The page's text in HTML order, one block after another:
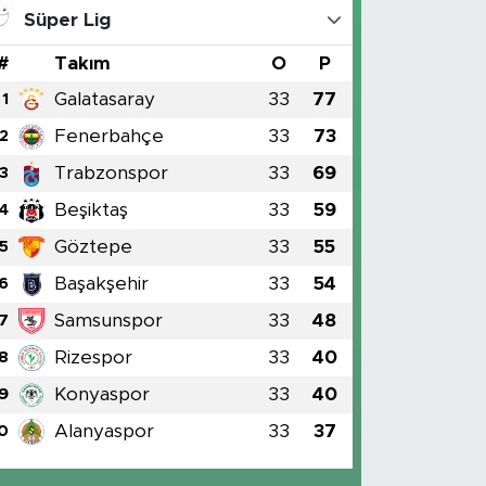
Süper Lig
Takım O P
1 Galatasaray 33 77
2 Fenerbahçe 33 73
3 Trabzonspor 33 69
Beşiktaş 33 59
5 Göztepe 33 55
Başakşehir 33 54
Samsunspor 33 48
Rizespor 33 40
Konyaspor 33 40
Alanyaspor 33 37